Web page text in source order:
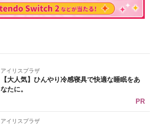
アイリスプラザ
【大人気】ひんやり冷感寝具で快適な睡眠をあ
なたに。
PR
アイリスプラザ